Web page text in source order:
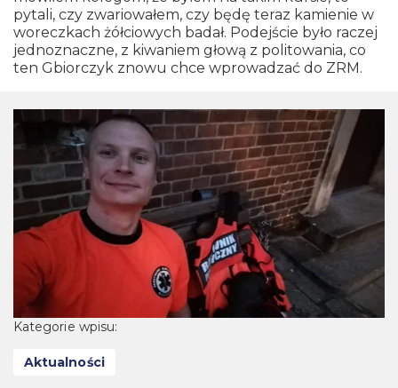
pytali, czy zwariowałem, czy będę teraz kamienie w
woreczkach żółciowych badał. Podejście było raczej
jednoznaczne, z kiwaniem głową z politowania, co
ten Gbiorczyk znowu chce wprowadzać do ZRM.
Kategorie wpisu:
Aktualności